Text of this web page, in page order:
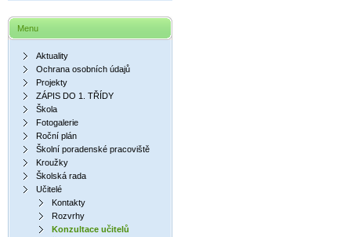
Menu
Aktuality
Ochrana osobních údajů
Projekty
ZÁPIS DO 1. TŘÍDY
Škola
Fotogalerie
Roční plán
Školní poradenské pracoviště
Kroužky
Školská rada
Učitelé
Kontakty
Rozvrhy
Konzultace učitelů